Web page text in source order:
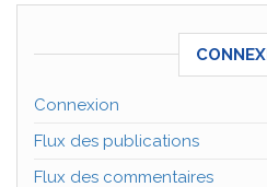
Connexion
Flux des publications
Flux des commentaires